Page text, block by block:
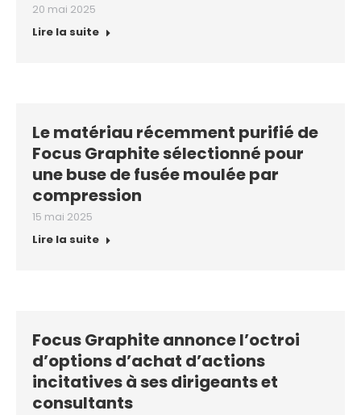
20 mai 2025
Lire la suite
Le matériau récemment purifié de
Focus Graphite sélectionné pour
une buse de fusée moulée par
compression
15 mai 2025
Lire la suite
Focus Graphite annonce l’octroi
d’options d’achat d’actions
incitatives à ses dirigeants et
consultants